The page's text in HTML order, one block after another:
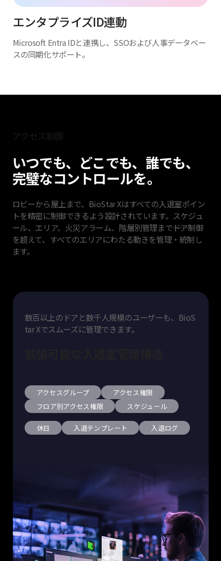
エンタプライズID連動
Microsoft Entra IDと連携し、SSOおよび人事データベー
スの同期化サポート。
いつでも、どこでも、誰でも、
完璧なコントロールを。
ロビーから屋上まで、BioStar Xはすべての入退室ポイン
トを精密に制御できるよう設計されています。スケジュ
ール、エリア、火災アラーム、階層別管理まで――ドア制御
を超えて、すべてのエリアにわたる動きを管理・統制し
ます。
数百以上のドアと数千人規模のユーザーも、BioS
tar Xでスムーズに管理できます。
アクセスグループ
アクセス権限
フロア別アクセス権限
スケジュール
休日 入退テンプレート 入退ログ